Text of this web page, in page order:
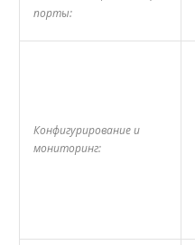
порты:
Конфигурирование и
мониторинг: